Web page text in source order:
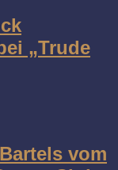
„Trude
vom